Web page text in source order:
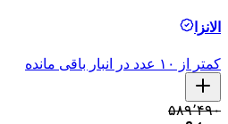
الانزا
کمتر از ۱۰ عدد در انبار باقی مانده
۵۸۹٬۴۹۰